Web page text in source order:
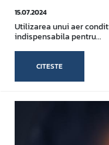
15.07.2024
Utilizarea unui aer
indispensabila pentru...
CITESTE